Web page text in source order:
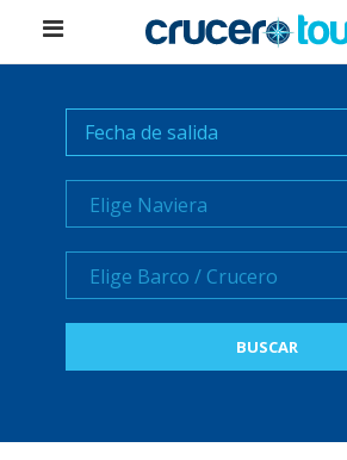
Naviera
Crucero